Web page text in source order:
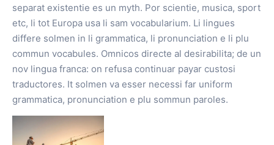
separat existentie es un myth. Por scientie, musica, sport
etc, li tot Europa usa li sam vocabularium. Li lingues
differe solmen in li grammatica, li pronunciation e li plu
commun vocabules. Omnicos directe al desirabilita; de un
nov lingua franca: on refusa continuar payar custosi
traductores. It solmen va esser necessi far uniform
grammatica, pronunciation e plu sommun paroles.